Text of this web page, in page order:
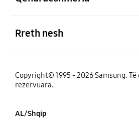
Rreth nesh
Copyright© 1995 - 2026 Samsung.
rezervuara.
AL/Shqip